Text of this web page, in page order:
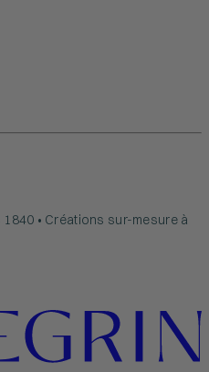
• Créations sur-mesure à